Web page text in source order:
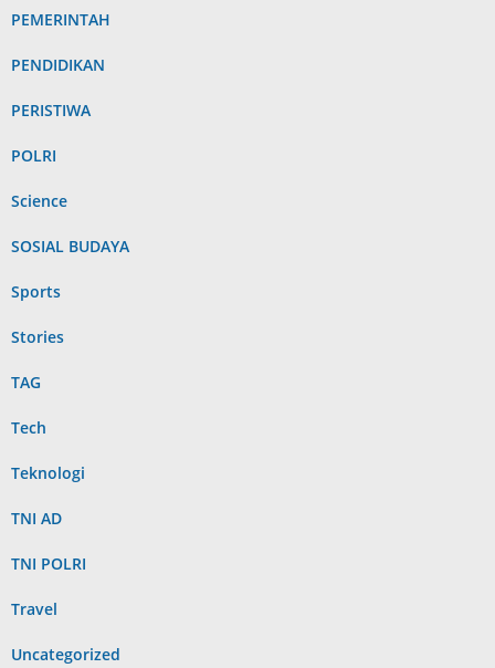
PEMERINTAH
PENDIDIKAN
PERISTIWA
POLRI
Science
SOSIAL BUDAYA
Sports
Stories
TAG
Tech
Teknologi
TNI AD
TNI POLRI
Travel
Uncategorized